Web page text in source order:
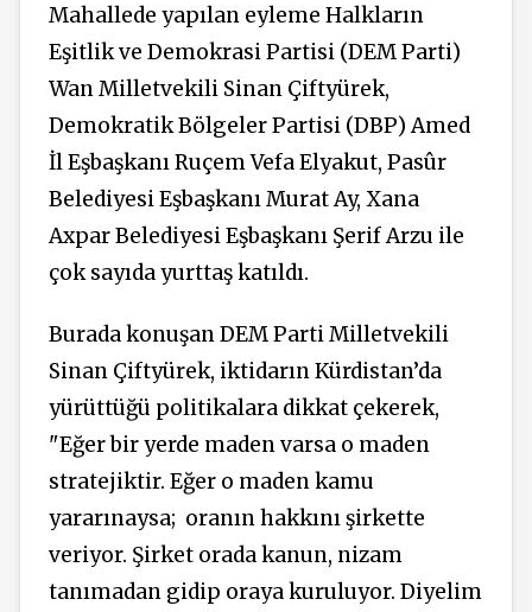
Mahallede yapılan eyleme Halkların
Eşitlik ve Demokrasi Partisi (DEM Parti)
Wan Milletvekili Sinan Çiftyürek,
Demokratik Bölgeler Partisi (DBP) Amed
İl Eşbaşkanı Ruçem Vefa Elyakut, Pasûr
Belediyesi Eşbaşkanı Murat Ay, Xana
Axpar Belediyesi Eşbaşkanı Şerif Arzu ile
çok sayıda yurttaş katıldı.
Burada konuşan DEM Parti Milletvekili
Sinan Çiftyürek, iktidarın Kürdistan’da
yürüttüğü politikalara dikkat çekerek,
"Eğer bir yerde maden varsa o maden
stratejiktir. Eğer o maden kamu
yararınaysa; oranın hakkını şirkette
veriyor. Şirket orada kanun, nizam
tanımadan gidip oraya kuruluyor. Diyelim